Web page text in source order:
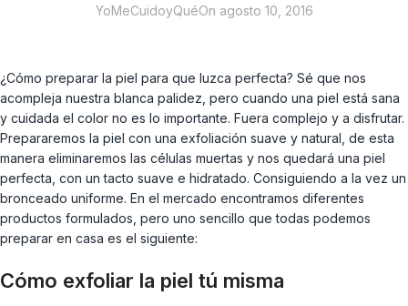
YoMeCuidoyQuéOn agosto 10, 2016
¿Cómo preparar la piel para que luzca perfecta? Sé que nos
acompleja nuestra blanca palidez, pero cuando una piel está sana
y cuidada el color no es lo importante. Fuera complejo y a disfrutar.
Prepararemos la piel con una exfoliación suave y natural, de esta
manera eliminaremos las células muertas y nos quedará una piel
perfecta, con un tacto suave e hidratado. Consiguiendo a la vez un
bronceado uniforme. En el mercado encontramos diferentes
productos formulados, pero uno sencillo que todas podemos
preparar en casa es el siguiente:
Cómo exfoliar la piel tú misma